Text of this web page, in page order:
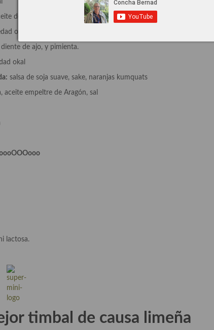
de oliva virgen variedad okal
okal, sal y limón.
de ajo, y pimienta.
okal
salsa de soja suave, sake, naranjas kumquats
aceite empeltre de Aragón, sal
lactosa.
timbal de causa limeña